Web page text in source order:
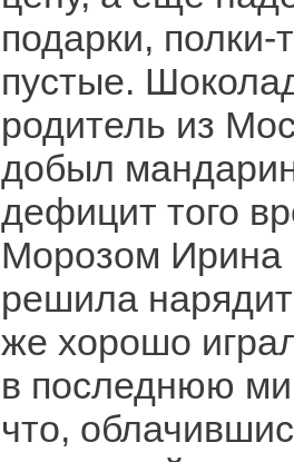
подарки,
пустые.
родитель из
добыл
дефицит того
Морозом Ирина
решила
же хорошо
в последнюю
что,